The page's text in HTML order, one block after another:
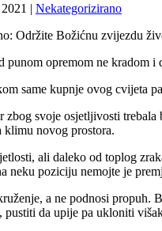
| Nekategorizirano
punom opremom ne kradom
same kupnje ovog cvijeta
zbog svoje osjetljivosti
klimu novog prostora.
ali daleko od toplog
neku poziciju nemojte je
a ne podnosi propuh.
pustiti da upije pa ukloniti